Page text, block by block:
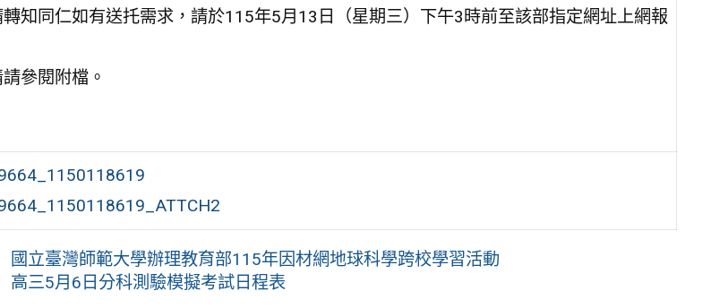
知同仁如有送托需求，請於115年5月13日（星期三）下午3時前至該部指定網址上網報
參閱附檔。
國立臺灣師範大學辦理教育部115年因材網地球科學跨校學習活動
高三5月6日分科測驗模擬考試日程表